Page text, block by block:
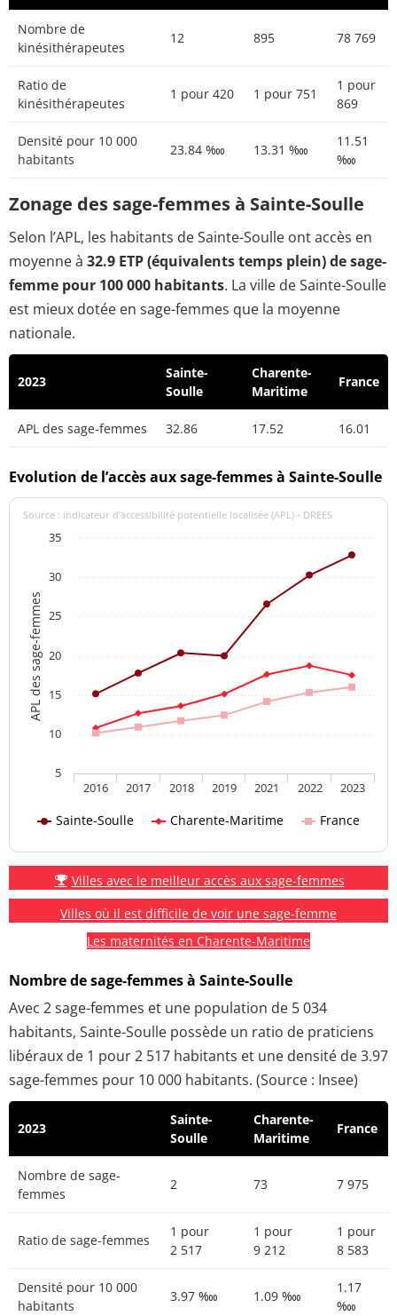
Nombre de
kinésithérapeutes
12 895 78 769
Ratio de
kinésithérapeutes
1 pour 420 1 pour 751
1 pour
869
Densité pour 10 000
habitants
23.84 ‱ 13.31 ‱
11.51
‱
Zonage des sage-femmes à Sainte-Soulle
Selon l’APL, les habitants de Sainte-Soulle ont accès en
moyenne à 32.9 ETP (équivalents temps plein) de sage-
femme pour 100 000 habitants. La ville de Sainte-Soulle
est mieux dotée en sage-femmes que la moyenne
nationale.
2023
Sainte-
Soulle
Charente-
Maritime
France
APL des sage-femmes 32.86 17.52 16.01
Evolution de l’accès aux sage-femmes à Sainte-Soulle
APL des sage-femmes
Source : indicateur d’accessibilité potentielle localisée (APL) - DREES
Sainte-Soulle Charente-Maritime France
2016 2017 2018 2019 2021 2022 2023
5
10
15
20
25
30
35
Villes avec le meilleur accès aux sage-femmes
Villes où il est difficile de voir une sage-femme
Les maternités en Charente-Maritime
Nombre de sage-femmes à Sainte-Soulle
Avec 2 sage-femmes et une population de 5 034
habitants, Sainte-Soulle possède un ratio de praticiens
libéraux de 1 pour 2 517 habitants et une densité de 3.97
sage-femmes pour 10 000 habitants. (Source : Insee)
2023
Sainte-
Soulle
Charente-
Maritime
France
Nombre de sage-
femmes
2 73 7 975
Ratio de sage-femmes
1 pour
2 517
1 pour
9 212
1 pour
8 583
Densité pour 10 000
habitants
3.97 ‱ 1.09 ‱
1.17
‱